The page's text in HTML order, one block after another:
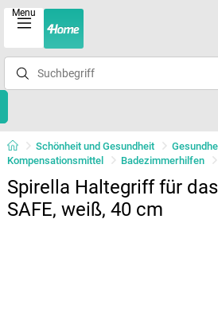
Menu
Schönheit und Gesundheit
Kompensationsmittel
Badezimmerhilfen
Spirella Haltegriff für
SAFE, weiß, 40 cm